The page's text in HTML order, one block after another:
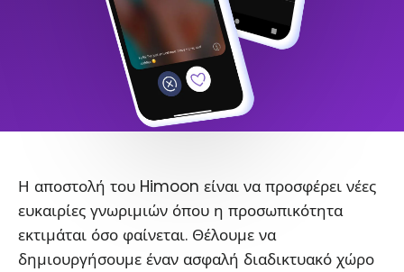
Η αποστολή του Himoon είναι να προσφέρει νέες
ευκαιρίες γνωριμιών όπου η προσωπικότητα
εκτιμάται όσο φαίνεται. Θέλουμε να
δημιουργήσουμε έναν ασφαλή διαδικτυακό χώρο